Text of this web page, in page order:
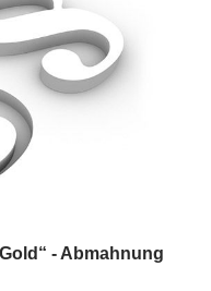
- Abmahnung